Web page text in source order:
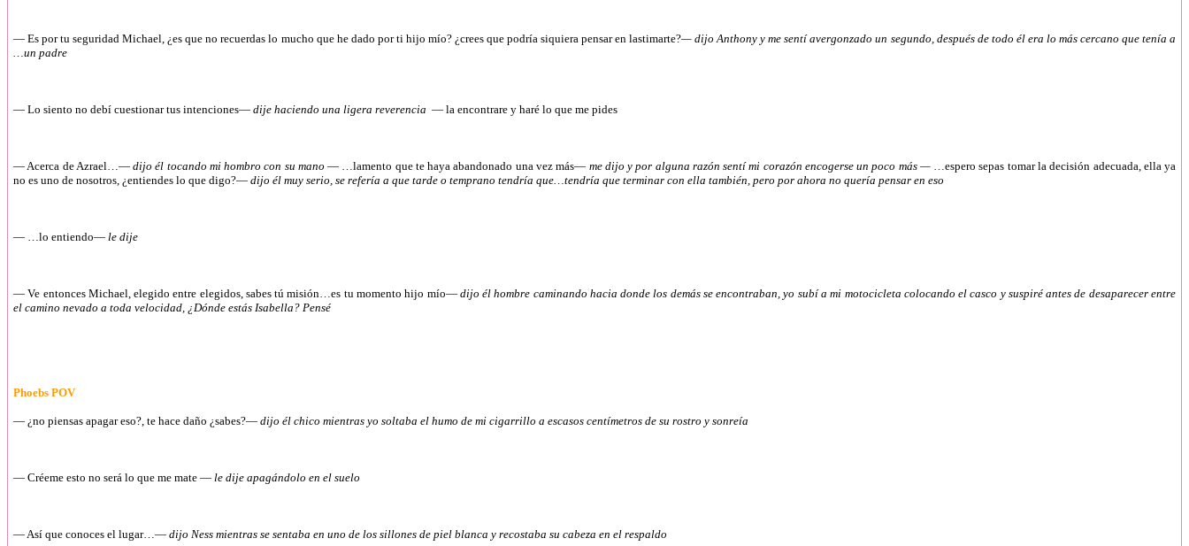
— Es por tu seguridad Michael, ¿es que no recuerdas lo mucho que he dado por ti hijo mío? ¿crees que podría siquiera pensar en lastimarte?— dijo Anthony y me sentí avergonzado un segundo, después de todo él era lo más cercano que tenía a
…un padre
— Lo siento no debí cuestionar tus intenciones— dije haciendo una ligera reverencia — la encontrare y haré lo que me pides
— Acerca de Azrael…—dijo él tocando mi hombro con su mano — …lamento que te haya abandonado una vez más— me dijo y por alguna razón sentí mi corazón encogerse un poco más —…espero sepas tomar la decisión adecuada, ella ya
no es uno de nosotros, ¿entiendes lo que digo?— dijo él muy serio, se refería a que tarde o temprano tendría que…tendría que terminar con ella también, pero por ahora no quería pensar en eso
— …lo entiendo— le dije
— Ve entonces Michael, elegido entre elegidos, sabes tú misión…es tu momento hijo mío— dijo él hombre caminando hacia donde los demás se encontraban, yo subí a mi motocicleta colocando el casco y suspiré antes de desaparecer entre
el camino nevado a toda velocidad, ¿Dónde estás Isabella? Pensé
Phoebs POV
— ¿no piensas apagar eso?, te hace daño ¿sabes?— dijo él chico mientras yo soltaba el humo de mi cigarrillo a escasos centímetros de su rostro y sonreía
— Créeme esto no será lo que me mate — le dije apagándolo en el suelo
— Así que conoces el lugar…— dijo Ness mientras se sentaba en uno de los sillones de piel blanca y recostaba su cabeza en el respaldo